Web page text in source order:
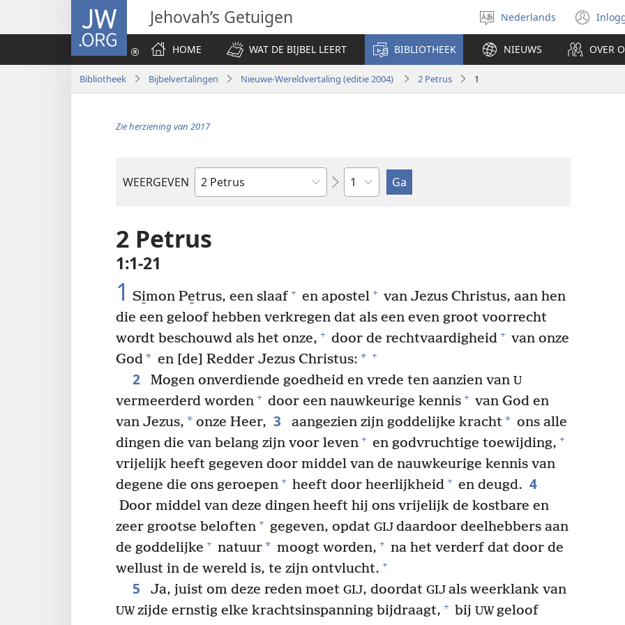
JW.ORG Jehovah’s Getuigen
Taal
selecteren
Nederlands
HOME
WAT DE BIJBEL LEERT BIBLIOTHEEK NIEUWS OVER
Bibliotheek Bijbelvertalingen Nieuwe-Wereldvertaling (editie 2004) 2 Petrus 1
Zie herziening van 2017
WEERGEVEN
Bijbelboek
Hoofdstuk
2 Petrus
1:1-21
1 Si̱mon Pe̱trus, een slaaf + en apostel + van Jezus Christus, aan hen
die een geloof hebben verkregen dat als een even groot voorrecht
wordt beschouwd als het onze, + door de rechtvaardigheid + van onze
God* en [de] Redder Jezus Christus: * +
2 Mogen onverdiende goedheid en vrede ten aanzien van U
vermeerderd worden + door een nauwkeurige kennis + van God en
van Jezus, * onze Heer, 3 aangezien zijn goddelijke kracht* ons alle
dingen die van belang zijn voor leven + en godvruchtige toewijding, +
vrijelijk heeft gegeven door middel van de nauwkeurige kennis van
degene die ons geroepen + heeft door heerlijkheid + en deugd. 4
Door middel van deze dingen heeft hij ons vrijelijk de kostbare en
zeer grootse beloften + gegeven, opdat GIJ daardoor deelhebbers aan
de goddelijke + natuur* moogt worden, + na het verderf dat door de
wellust in de wereld is, te zijn ontvlucht. +
5 Ja, juist om deze reden moet GIJ, doordat GIJ als weerklank van
UW zijde ernstig elke krachtsinspanning bijdraagt, + bij UW geloof